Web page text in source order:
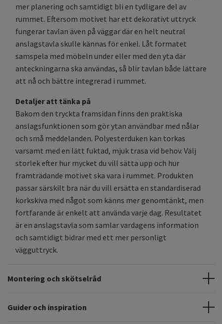
mer planering och samtidigt bli en tydligare del av
rummet. Eftersom motivet har ett dekorativt uttryck
fungerar tavlan även på väggar där en helt neutral
anslagstavla skulle kännas för enkel. Låt formatet
samspela med möbeln under eller med den yta där
anteckningarna ska användas, så blir tavlan både lättare
att nå och bättre integrerad i rummet.
Detaljer att tänka på
Bakom den tryckta framsidan finns den praktiska
anslagsfunktionen som gör ytan användbar med nålar
och små meddelanden. Polyesterduken kan torkas
varsamt med en lätt fuktad, mjuk trasa vid behov. Välj
storlek efter hur mycket du vill sätta upp och hur
framträdande motivet ska vara i rummet. Produkten
passar särskilt bra när du vill ersätta en standardiserad
korkskiva med något som känns mer genomtänkt, men
fortfarande är enkelt att använda varje dag. Resultatet
är en anslagstavla som samlar vardagens information
och samtidigt bidrar med ett mer personligt
vägguttryck.
Montering och skötselråd
Guider och inspiration